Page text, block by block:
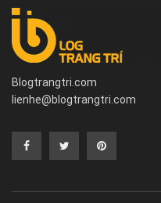
Blogtrangtri.com
lienhe@blogtrangtri.com